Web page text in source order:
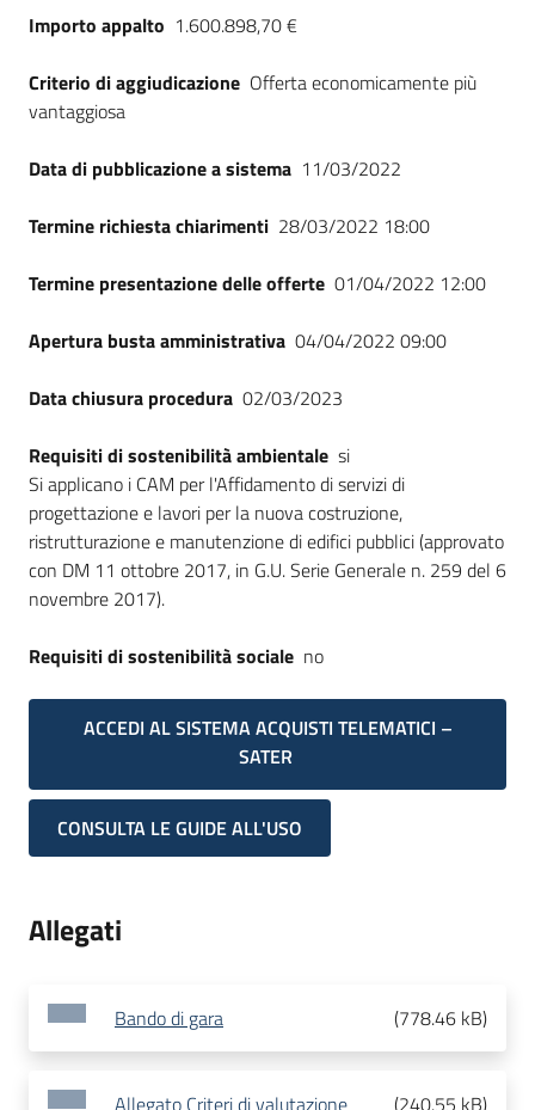
Importo appalto 1.600.898,70 €
Criterio di aggiudicazione Offerta economicamente più
vantaggiosa
Data di pubblicazione a sistema 11/03/2022
Termine richiesta chiarimenti 28/03/2022 18:00
Termine presentazione delle offerte 01/04/2022 12:00
Apertura busta amministrativa 04/04/2022 09:00
Data chiusura procedura 02/03/2023
Requisiti di sostenibilità ambientale si
Si applicano i CAM per l'Affidamento di servizi di
progettazione e lavori per la nuova costruzione,
ristrutturazione e manutenzione di edifici pubblici (approvato
con DM 11 ottobre 2017, in G.U. Serie Generale n. 259 del 6
novembre 2017).
Requisiti di sostenibilità sociale no
ACCEDI AL SISTEMA ACQUISTI TELEMATICI –
SATER
CONSULTA LE GUIDE ALL'USO
Allegati
Bando di gara (778.46 kB)
Allegato Criteri di valutazione (240.55 kB)